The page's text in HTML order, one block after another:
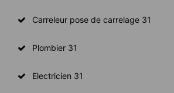
Carreleur pose de carrelage 31
Plombier 31
Electricien 31